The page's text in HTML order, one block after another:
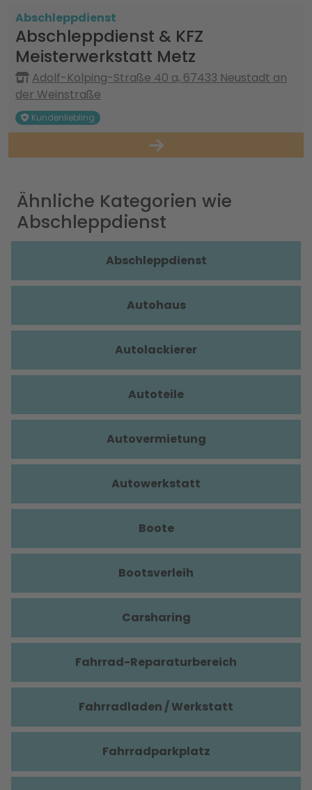
Abschleppdienst
Abschleppdienst & KFZ
Meisterwerkstatt Metz
Adolf-Kolping-Straße 40 a, 67433 Neustadt an
der Weinstraße
Kundenliebling
Ähnliche Kategorien wie
Abschleppdienst
Abschleppdienst
Autohaus
Autolackierer
Autoteile
Autovermietung
Autowerkstatt
Boote
Bootsverleih
Carsharing
Fahrrad-Reparaturbereich
Fahrradladen / Werkstatt
Fahrradparkplatz